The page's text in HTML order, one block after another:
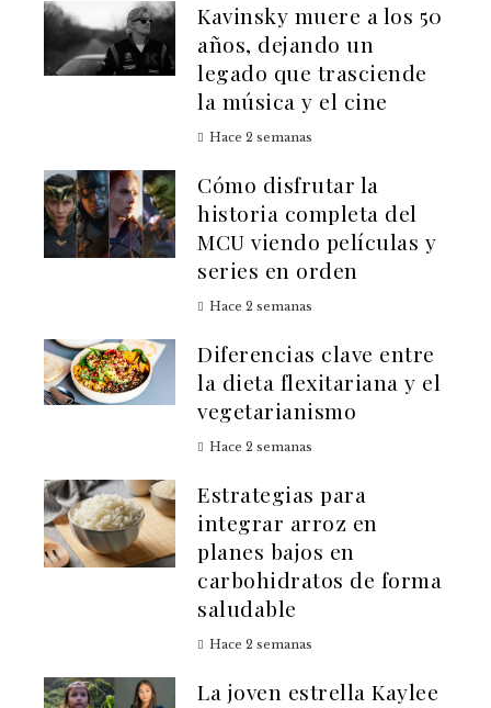
Kavinsky muere a los 50
años, dejando un
legado que trasciende
la música y el cine
Hace 2 semanas
Cómo disfrutar la
historia completa del
MCU viendo películas y
series en orden
Hace 2 semanas
Diferencias clave entre
la dieta flexitariana y el
vegetarianismo
Hace 2 semanas
Estrategias para
integrar arroz en
planes bajos en
carbohidratos de forma
saludable
Hace 2 semanas
La joven estrella Kaylee